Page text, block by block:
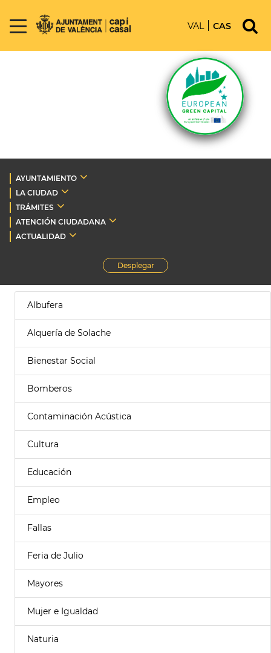
VAL CAS
AYUNTAMIENTO
LA CIUDAD
TRÁMITES
ATENCIÓN CIUDADANA
ACTUALIDAD
Desplegar
Albufera
Alquería de Solache
Bienestar Social
Bomberos
Contaminación Acústica
Cultura
Educación
Empleo
Fallas
Feria de Julio
Mayores
Mujer e Igualdad
Naturia